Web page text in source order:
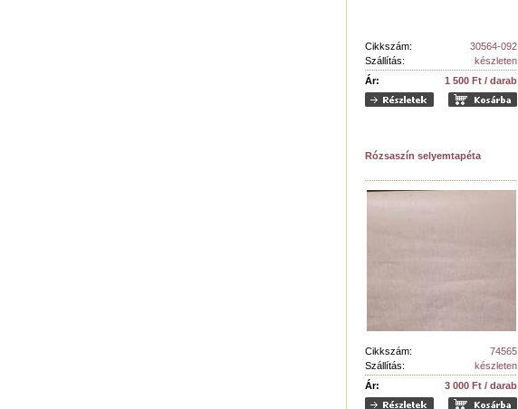
Cikkszám:
30564-092
Szállítás:
készleten
Ár:
1 500 Ft / darab
Rózsaszín selyemtapéta
Cikkszám:
74565
Szállítás:
készleten
Ár:
3 000 Ft / darab